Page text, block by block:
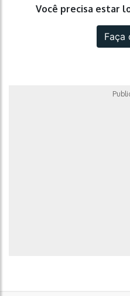
Você precisa estar
Faça